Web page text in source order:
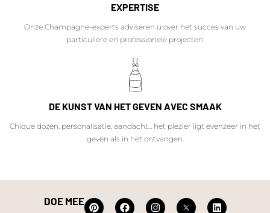
EXPERTISE
Onze Champagne-experts adviseren u over het succes van uw
particuliere en professionele projecten.
DE KUNST VAN HET GEVEN AVEC SMAAK
Chique dozen, personalisatie, aandacht... het plezier ligt evenzeer in het
geven als in het ontvangen.
DOE MEE